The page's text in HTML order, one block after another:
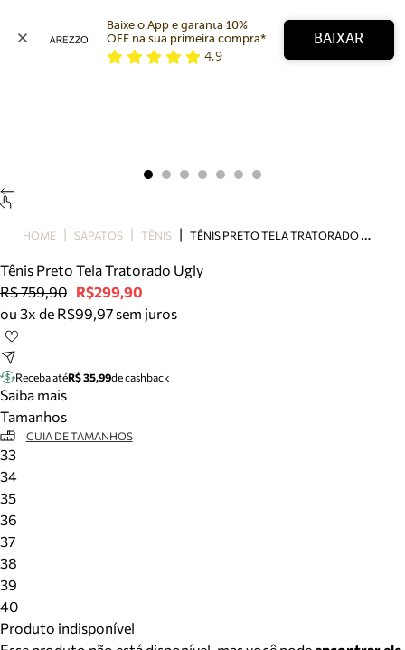
Bolsa
Tamanco
Tênis
Mule
Tire dúvidas sobre pedidos, devoluções e mais.
Meus pedidos
Acompanhe seus pedidos e solicite devoluções.
Baixe o App e garanta 10%
OFF na sua primeira compra*
4,9
BAIXAR
HOME SAPATOS TÊNIS T
ÊNIS PRETO TELA TRATORADO UGLY
Tênis Preto Tela Tratorado Ugly
R$ 759,90 R$299,90
ou 3x de R$99,97 sem juros
Receba atéR$ 35,99de cashback
Saiba mais
Tamanhos
GUIA DE TAMANHOS
33
34
35
36
37
38
39
40
Produto indisponível